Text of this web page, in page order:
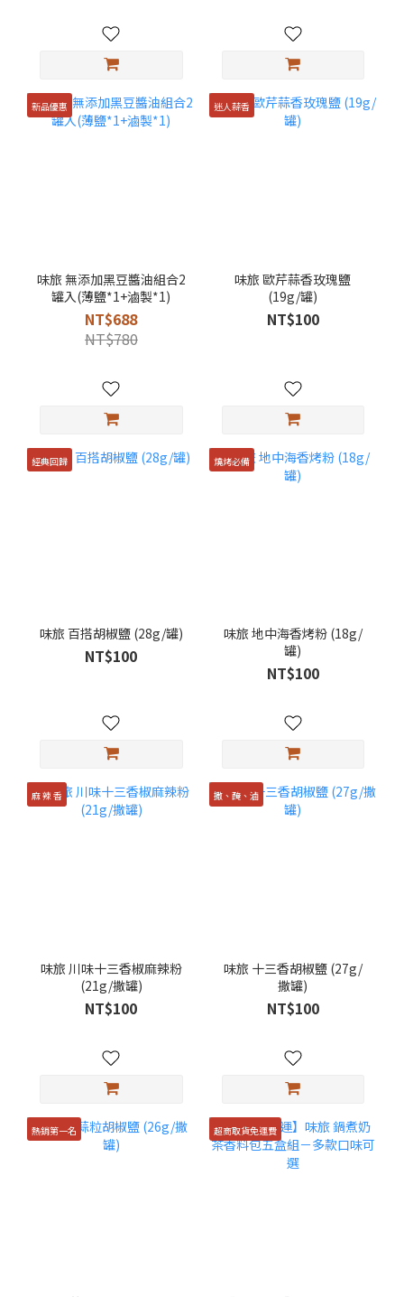
新品優惠
味旅 無添加黑豆醬油組合2
罐入(薄鹽*1+滷製*1)
NT$688
NT$780
迷人蒜香
味旅 歐芹蒜香玫瑰鹽
(19g/罐)
NT$100
經典回歸
味旅 百搭胡椒鹽 (28g/罐)
NT$100
燒烤必備
味旅 地中海香烤粉 (18g/
罐)
NT$100
麻 辣 香
味旅 川味十三香椒麻辣粉
(21g/撒罐)
NT$100
撒、醃、滷
味旅 十三香胡椒鹽 (27g/
撒罐)
NT$100
熱銷第一名 超商取貨免運費